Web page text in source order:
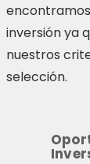
inversión ya
nuestros
selección.